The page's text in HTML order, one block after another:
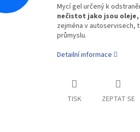
Mycí gel určený k
nečistot jako jsou
zejména v autoservisech,
průmyslu.
Detailní informace
TISK ZEPTAT SE